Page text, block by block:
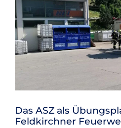
Das ASZ als
Feldkirchner